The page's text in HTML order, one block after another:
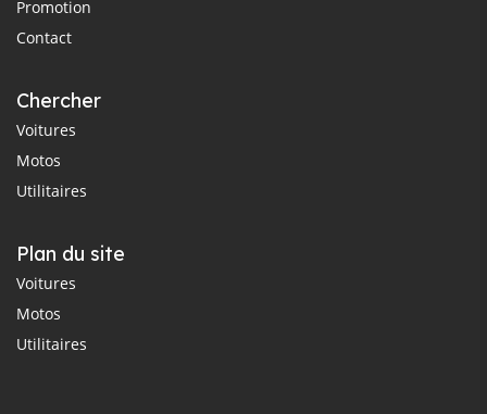
Promotion
Contact
Chercher
Voitures
Motos
Utilitaires
Plan du site
Voitures
Motos
Utilitaires